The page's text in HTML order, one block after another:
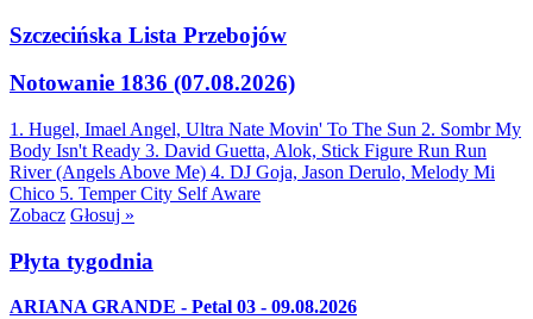
Szczecińska Lista Przebojów
Notowanie 1836 (07.08.2026)
1. Hugel, Imael Angel, Ultra Nate Movin' To The Sun 2. Sombr My
Body Isn't Ready 3. David Guetta, Alok, Stick Figure Run Run
River (Angels Above Me) 4. DJ Goja, Jason Derulo, Melody Mi
Chico 5. Temper City Self Aware
Zobacz Głosuj »
Płyta tygodnia
ARIANA GRANDE - Petal 03 - 09.08.2026